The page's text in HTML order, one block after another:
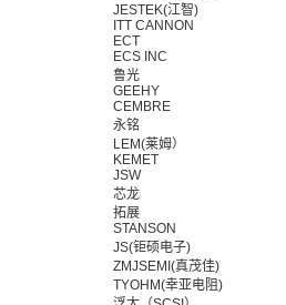
JESTEK(江智)
ITT CANNON
ECT
ECS INC
鲁光
GEEHY
CEMBRE
永铭
LEM(莱姆）
KEMET
JSW
芯龙
拓展
STANSON
JS(钜硕电子)
ZMJSEMI(真茂佳)
TYOHM(幸亚电阻)